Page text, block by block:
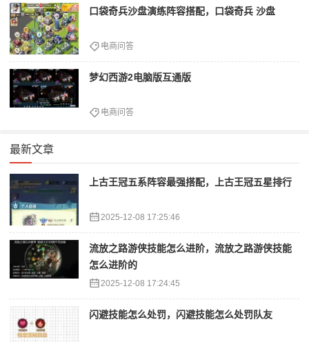
口袋奇兵沙盘演练阵容搭配，口袋奇兵 沙盘
电商问答
梦幻西游2电脑版互通版
电商问答
最新文章
上古王冠五系阵容最强搭配，上古王冠五星排行
2025-12-08 17:25:46
流放之路游侠技能怎么进阶，流放之路游侠技能
怎么进阶的
2025-12-08 17:24:45
闪避技能怎么处罚，闪避技能怎么处罚队友